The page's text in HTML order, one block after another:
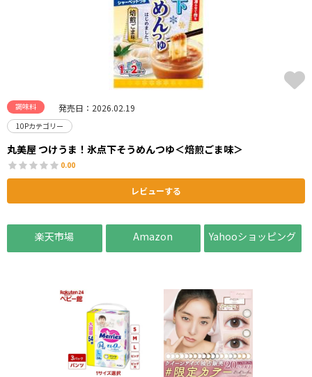
調味料 発売日：2026.02.19
10Pカテゴリー
丸美屋 つけうま！氷点下そうめんつゆ＜焙煎ごま味＞
0.00
レビューする
楽天市場 Amazon Yahooショッピング